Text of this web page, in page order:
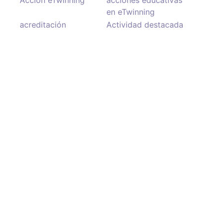
en eTwinning
acreditación
Actividad destacada